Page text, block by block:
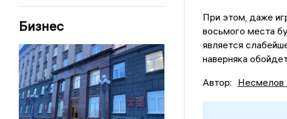
Бизнес
При этом, даже
восьмого места
является
наверняка
Автор: Несмелов